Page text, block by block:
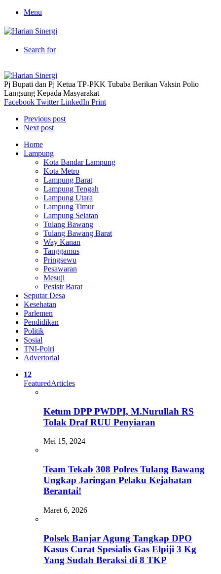
Menu
Search for
Pj Bupati dan Pj Ketua TP-PKK Tubaba Berikan Vaksin Polio
Langsung Kepada Masyarakat
Facebook Twitter LinkedIn Print
Previous post
Next post
Home
Lampung
Kota Bandar Lampung
Kota Metro
Lampung Barat
Lampung Tengah
Lampung Utara
Lampung Timur
Lampung Selatan
Tulang Bawang
Tulang Bawang Barat
Way Kanan
Tanggamus
Pringsewu
Pesawaran
Mesuji
Pesisir Barat
Seputar Desa
Kesehatan
Parlemen
Pendidikan
Politik
Sosial
TNI-Polri
Advertorial
12
FeaturedArticles
Ketum DPP PWDPI, M.Nurullah RS
Tolak Draf RUU Penyiaran
Mei 15, 2024
Team Tekab 308 Polres Tulang Bawang
Ungkap Jaringan Pelaku Kejahatan
Berantai!
Maret 6, 2026
Polsek Banjar Agung Tangkap DPO
Kasus Curat Spesialis Gas Elpiji 3 Kg
Yang Sudah Beraksi di 8 TKP